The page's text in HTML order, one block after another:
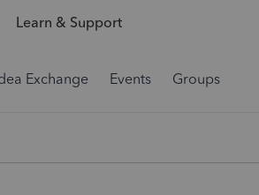
Learn & Support
Exchange Events Groups